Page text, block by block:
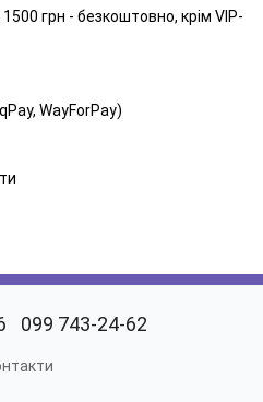
- насичений мускус і кремова
троянду, яка
і стрімкі - ідеальні
чекає нового сходу
грн - безкоштовно, крім VIP-
WayForPay)
099 743-24-62